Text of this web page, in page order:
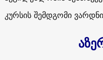
კურსის შემდგომი